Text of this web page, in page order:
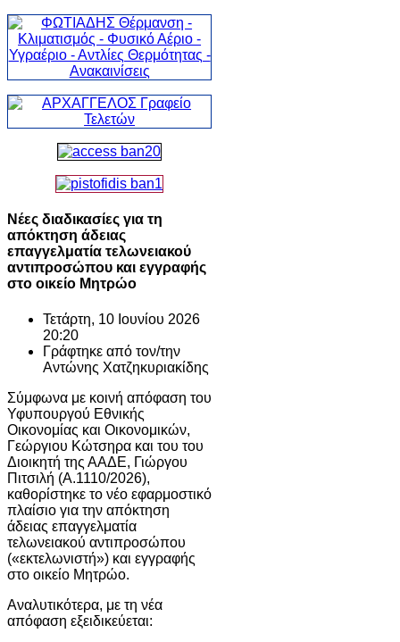
Νέες διαδικασίες για τη
απόκτηση άδειας
επαγγελματία τελωνειακού
αντιπροσώπου και εγγραφής
στο οικείο Μητρώο
Τετάρτη, 10 Ιουνίου 2026
20:20
Γράφτηκε από τον/την
Αντώνης Χατζηκυριακίδης
Σύμφωνα με κοινή απόφαση του
Υφυπουργού Εθνικής
Οικονομίας και Οικονομικών,
Γεώργιου Κώτσηρα και του του
Διοικητή της ΑΑΔΕ, Γιώργου
Πιτσιλή (Α.1110/2026),
καθορίστηκε το νέο εφαρμοστικό
πλαίσιο για την απόκτηση
άδειας επαγγελματία
τελωνειακού αντιπροσώπου
(«εκτελωνιστή») και εγγραφής
στο οικείο Μητρώο.
Αναλυτικότερα, με τη νέα
απόφαση εξειδικεύεται: